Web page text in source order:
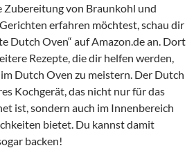
Zubereitung von Braunkohl und
erfahren möchtest, schau dir
Dutch Oven“ auf Amazon.de an. Dort
Rezepte, die dir helfen werden,
Dutch Oven zu meistern. Der Dutch
Kochgerät, das nicht nur für das
ist, sondern auch im Innenbereich
bietet. Du kannst damit
backen!